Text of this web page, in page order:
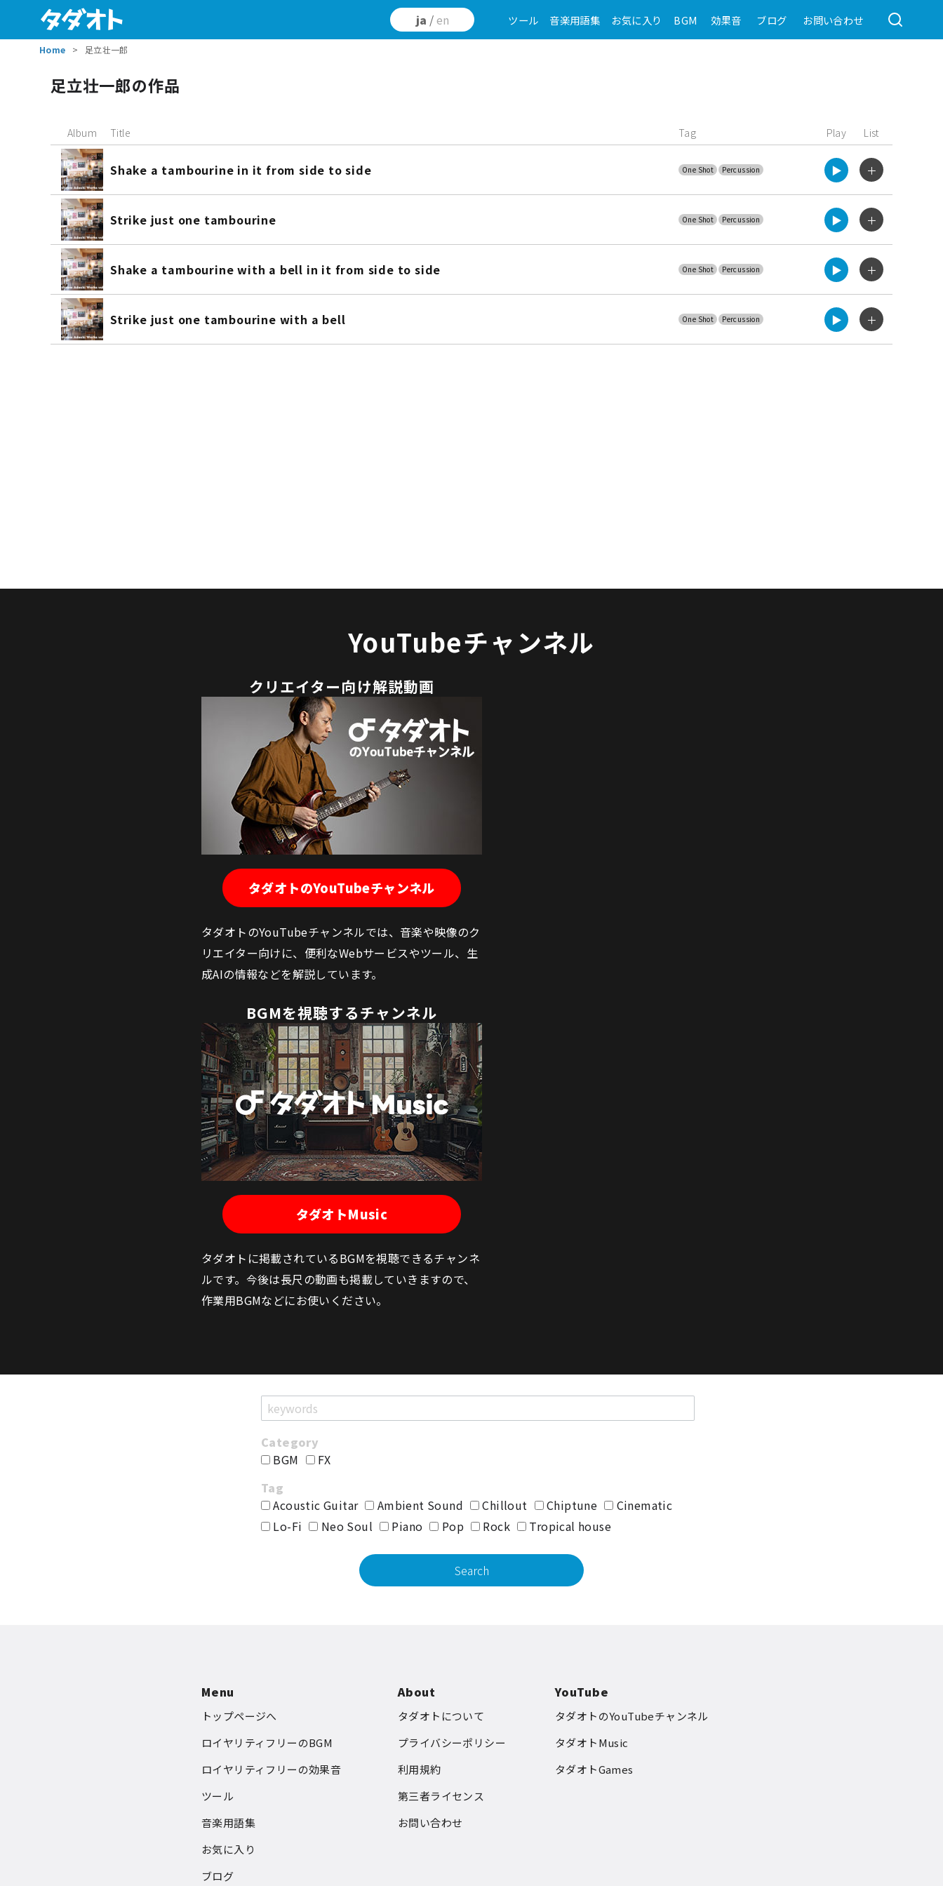
ja /en ツール 音楽用語集 お気に入り BGM 効果音 ブログ お問い合わせ
Home 足立壮一郎
足立壮一郎の作品
Album Title Tag Play List
Shake a tambourine in it from side to side One Shot Percussion ▶︎ ＋
Strike just one tambourine One Shot Percussion ▶︎ ＋
Shake a tambourine with a bell in it from side to side One Shot Percussion ▶︎ ＋
Strike just one tambourine with a bell One Shot Percussion ▶︎ ＋
YouTubeチャンネル
クリエイター向け解説動画
タダオトのYouTubeチャンネル
タダオトのYouTubeチャンネルでは、音楽や映像のク
リエイター向けに、便利なWebサービスやツール、生
成AIの情報などを解説しています。
BGMを視聴するチャンネル
タダオトMusic
タダオトに掲載されているBGMを視聴できるチャンネ
ルです。今後は長尺の動画も掲載していきますので、
作業用BGMなどにお使いください。
BGM FX
Acoustic Guitar Ambient Sound Chillout Chiptune
Cinematic
Lo-Fi
Neo Soul Piano Pop Rock Tropical house
Menu
トップページへ
ロイヤリティフリーのBGM
ロイヤリティフリーの効果音
ツール
音楽用語集
お気に入り
ブログ
About
タダオトについて
プライバシーポリシー
利用規約
第三者ライセンス
お問い合わせ
YouTube
タダオトのYouTubeチャンネル
タダオトMusic
タダオトGames